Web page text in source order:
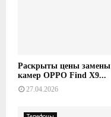
Раскрыты цены замены
камер OPPO Find X9...
27.04.2026